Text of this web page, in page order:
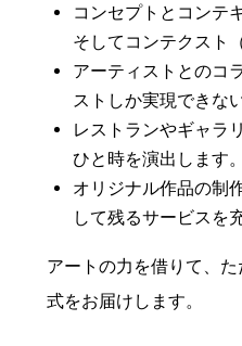
コンセプトとコンテ
そしてコンテクスト
アーティストとのコ
ストしか実現できな
レストランやギャラ
ひと時を演出します。
オリジナル作品の制
して残るサービスを
アートの力を借りて、
式をお届けします。